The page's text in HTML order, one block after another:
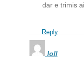
dar e trimis
Reply
loll